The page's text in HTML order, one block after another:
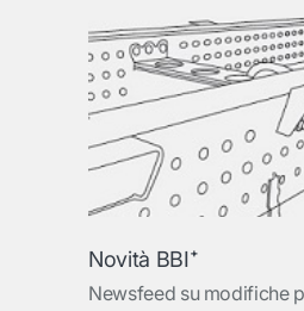
Novità BBI⁺
Newsfeed su modifiche